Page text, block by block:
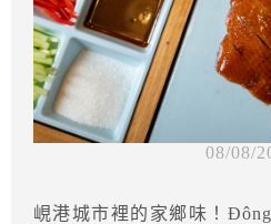
08/08/
峴港城市裡的家鄉味！Đông